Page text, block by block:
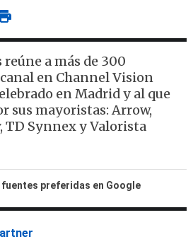
a más de 300
en Channel Vision
en Madrid y al que
sus mayoristas: Arrow,
TD Synnex y Valorista
preferidas en Google